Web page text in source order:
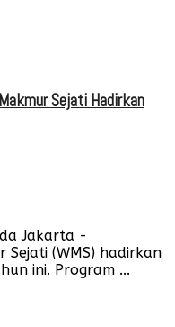
Sejati Hadirkan
Jakarta -
Sejati (WMS) hadirkan
ini. Program ...